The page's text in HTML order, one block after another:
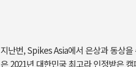
지난번, Spikes Asia에서 은상과 동상
은 2021년 대한민국 최고라 인정받은